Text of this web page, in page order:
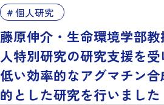
個人研究
藤原伸介・生命環境学部教
人特別研究の研究支援を
低い効率的なアグマチン
的とした研究を行いました